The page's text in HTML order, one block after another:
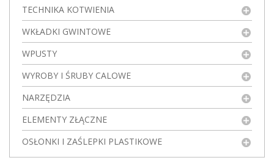
TECHNIKA KOTWIENIA
WKŁADKI GWINTOWE
WPUSTY
WYROBY I ŚRUBY CALOWE
NARZĘDZIA
ELEMENTY ZŁĄCZNE
OSŁONKI I ZAŚLEPKI PLASTIKOWE